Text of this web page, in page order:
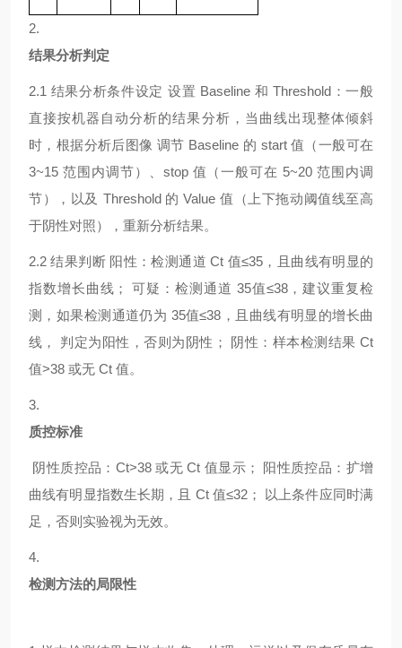
2.
结果分析判定
2.1 结果分析条件设定 设置 Baseline 和 Threshold：一般
直接按机器自动分析的结果分析，当曲线出现整体倾斜
时，根据分析后图像 调节 Baseline 的 start 值（一般可在
3~15 范围内调节）、stop 值（一般可在 5~20 范围内调
节），以及 Threshold 的 Value 值（上下拖动阈值线至高
于阴性对照），重新分析结果。
2.2结果判断 阳性：检测通道 Ct 值≤35，且曲线有明显的
指数增长曲线； 可疑：检测通道 35值≤38，建议重复检
测，如果检测通道仍为 35值≤38，且曲线有明显的增长曲
线， 判定为阳性，否则为阴性； 阴性：样本检测结果 Ct
值>38 或无 Ct 值。
3.
质控标准
阴性质控品： Ct>38 或无 Ct 值显示； 阳性质控品：扩增
曲线有明显指数生长期，且 Ct 值≤32； 以上条件应同时满
足，否则实验视为无效。
4.
检测方法的局限性